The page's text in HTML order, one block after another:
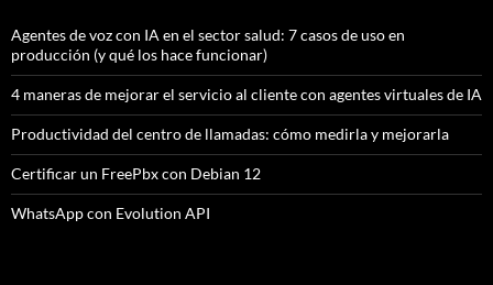
Agentes de voz con IA en el sector salud: 7 casos de uso en
producción (y qué los hace funcionar)
4 maneras de mejorar el servicio al cliente con agentes virtuales de IA
Productividad del centro de llamadas: cómo medirla y mejorarla
Certificar un FreePbx con Debian 12
WhatsApp con Evolution API